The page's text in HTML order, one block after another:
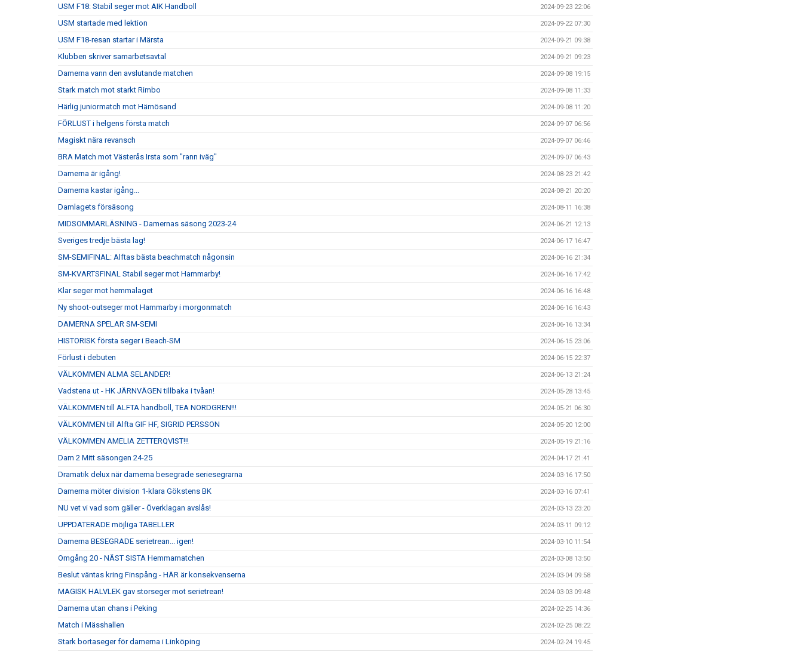
USM F18: Stabil seger mot AIK Handboll 2024-09-23 22:06
USM startade med lektion 2024-09-22 07:30
USM F18-resan startar i Märsta 2024-09-21 09:38
Klubben skriver samarbetsavtal 2024-09-21 09:23
Damerna vann den avslutande matchen 2024-09-08 19:15
Stark match mot starkt Rimbo 2024-09-08 11:33
Härlig juniormatch mot Härnösand 2024-09-08 11:20
FÖRLUST i helgens första match 2024-09-07 06:56
Magiskt nära revansch 2024-09-07 06:46
BRA Match mot Västerås Irsta som "rann iväg" 2024-09-07 06:43
Damerna är igång! 2024-08-23 21:42
Damerna kastar igång... 2024-08-21 20:20
Damlagets försäsong 2024-08-11 16:38
MIDSOMMARLÄSNING - Damernas säsong 2023-24 2024-06-21 12:13
Sveriges tredje bästa lag! 2024-06-17 16:47
SM-SEMIFINAL: Alftas bästa beachmatch någonsin 2024-06-16 21:34
SM-KVARTSFINAL Stabil seger mot Hammarby! 2024-06-16 17:42
Klar seger mot hemmalaget 2024-06-16 16:48
Ny shoot-outseger mot Hammarby i morgonmatch 2024-06-16 16:43
DAMERNA SPELAR SM-SEMI 2024-06-16 13:34
HISTORISK första seger i Beach-SM 2024-06-15 23:06
Förlust i debuten 2024-06-15 22:37
VÄLKOMMEN ALMA SELANDER! 2024-06-13 21:24
Vadstena ut - HK JÄRNVÄGEN tillbaka i tvåan! 2024-05-28 13:45
VÄLKOMMEN till ALFTA handboll, TEA NORDGREN!!! 2024-05-21 06:30
VÄLKOMMEN till Alfta GIF HF, SIGRID PERSSON 2024-05-20 12:00
VÄLKOMMEN AMELIA ZETTERQVIST!!! 2024-05-19 21:16
Dam 2 Mitt säsongen 24-25 2024-04-17 21:41
Dramatik delux när damerna besegrade seriesegrarna 2024-03-16 17:50
Damerna möter division 1-klara Gökstens BK 2024-03-16 07:41
NU vet vi vad som gäller - Överklagan avslås! 2024-03-13 23:20
UPPDATERADE möjliga TABELLER 2024-03-11 09:12
Damerna BESEGRADE serietrean... igen! 2024-03-10 11:54
Omgång 20 - NÄST SISTA Hemmamatchen 2024-03-08 13:50
Beslut väntas kring Finspång - HÄR är konsekvenserna 2024-03-04 09:58
MAGISK HALVLEK gav storseger mot serietrean! 2024-03-03 09:48
Damerna utan chans i Peking 2024-02-25 14:36
Match i Mässhallen 2024-02-25 08:22
Stark bortaseger för damerna i Linköping 2024-02-24 19:45